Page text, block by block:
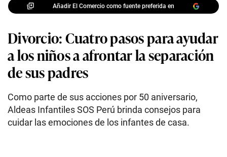
Añadir El Comercio como fuente preferida en
Divorcio: Cuatro pasos para ayudar
a los niños a afrontar la separación
de sus padres
Como parte de sus acciones por 50 aniversario,
Aldeas Infantiles SOS Perú brinda consejos para
cuidar las emociones de los infantes de casa.